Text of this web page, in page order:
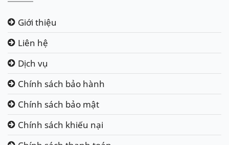
Giới thiệu
Liên hệ
Dịch vụ
Chính sách bảo hành
Chính sách bảo mật
Chính sách khiếu nại